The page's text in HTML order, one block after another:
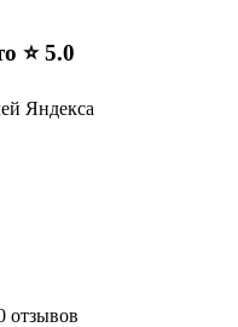
⭐ 5.0
Яндекса
отзывов